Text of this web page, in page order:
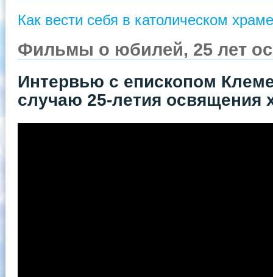
Как вести себя в католическом
Фильмы о юбилей, 25 лет
Интервью с епископом
случаю 25-летия освящения